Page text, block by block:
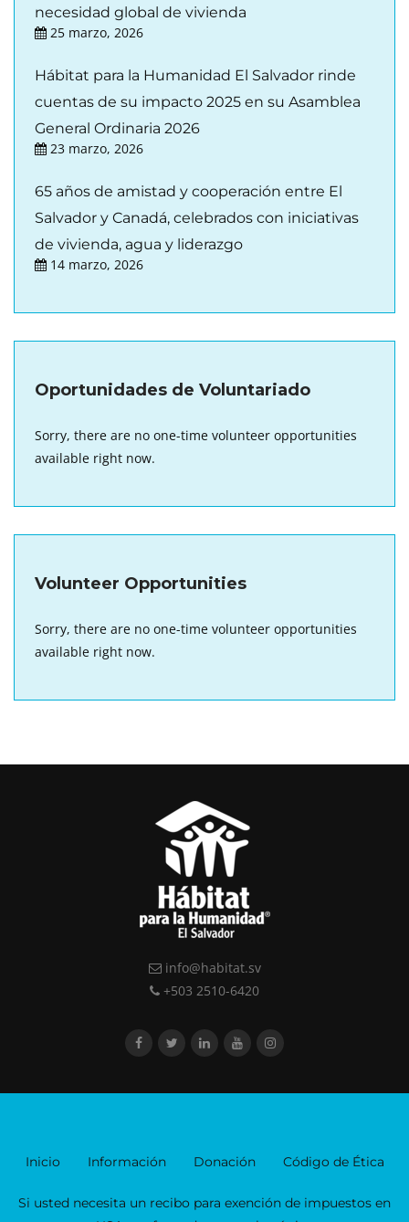
necesidad global de vivienda
25 marzo, 2026
Hábitat para la Humanidad El Salvador rinde
cuentas de su impacto 2025 en su Asamblea
General Ordinaria 2026
23 marzo, 2026
65 años de amistad y cooperación entre El
Salvador y Canadá, celebrados con iniciativas
de vivienda, agua y liderazgo
14 marzo, 2026
Oportunidades de Voluntariado
Sorry, there are no one-time volunteer opportunities
available right now.
Volunteer Opportunities
Sorry, there are no one-time volunteer opportunities
available right now.
info@habitat.sv
+503 2510-6420
Si usted necesita un recibo para exención de impuestos en
Inicio Información Donación Código de Ética